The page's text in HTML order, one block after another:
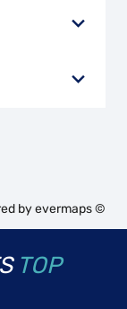
byevermaps ©
TOP